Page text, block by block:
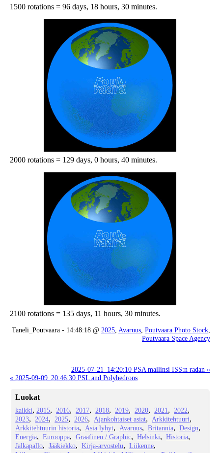
1500 rotations = 96 days, 18 hours, 30 minutes.
2000 rotations = 129 days, 0 hours, 40 minutes.
2100 rotations = 135 days, 11 hours, 30 minutes.
Taneli_Poutvaara - 14:48:18 @ 2025 Avaruus Poutvaara Photo Stock
Poutvaara Space Agency
2025-07-21_14:20:10 PSA mallinsi ISS:n radan »
« 2025-09-09_20:46:30 PSL and Polyhedrons
Luokat
kaikki 2015 2016 2017 2018 2019 2020 2021
2022
2023
2024 2025 2026 Ajankohtaiset asiat
Arkkitehtuuri
Arkkitehtuurin historia
Asia lyhyt Avaruus Britannia
Design
Energia
Eurooppa Graafinen / Graphic Helsinki
Historia
Jalkapallo
Jääkiekko Kirja-arvostelu
Liikenne